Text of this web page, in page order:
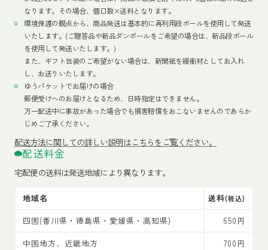
なります。その場合、個口数×送料となります。
環境保護の観点から、商品発送は基本的に再利用段ボールを使用して発送
いたします。(ご贈答品や新品ダンボールをご希望の場合は、新品段ボール
を使用して発送いたします。)
また、ギフト包装のご希望がない場合は、新聞紙を緩衝材としてお入れ
し、お送りいたします。
ゆうパケットでお届けの場合
郵便受けへのお届けとなるため、日時指定はできません。
万一配送中に事故があった場合でも損害賠償をおこないませんのであらか
じめご了承ください。
配送方法に関しての詳しい説明はこちらをご覧ください。
配送料金
宅配便の送料は発送地域により異なります。
地域名 送料(税込)
四国(香川県・徳島県・愛媛県・高知県)
650円
中国地方、近畿地方
700円